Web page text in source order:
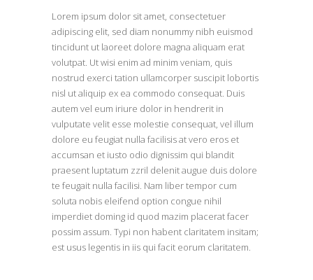
Lorem ipsum dolor sit amet, consectetuer
adipiscing elit, sed diam nonummy nibh euismod
tincidunt ut laoreet dolore magna aliquam erat
volutpat. Ut wisi enim ad minim veniam, quis
nostrud exerci tation ullamcorper suscipit lobortis
nisl ut aliquip ex ea commodo consequat. Duis
autem vel eum iriure dolor in hendrerit in
vulputate velit esse molestie consequat, vel illum
dolore eu feugiat nulla facilisis at vero eros et
accumsan et iusto odio dignissim qui blandit
praesent luptatum zzril delenit augue duis dolore
te feugait nulla facilisi. Nam liber tempor cum
soluta nobis eleifend option congue nihil
imperdiet doming id quod mazim placerat facer
possim assum. Typi non habent claritatem insitam;
est usus legentis in iis qui facit eorum claritatem.